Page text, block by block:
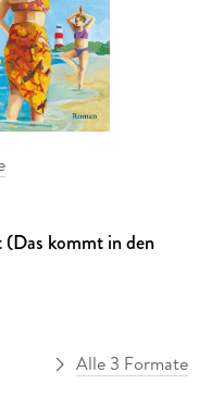
(Das kommt in den
Alle 3 Formate